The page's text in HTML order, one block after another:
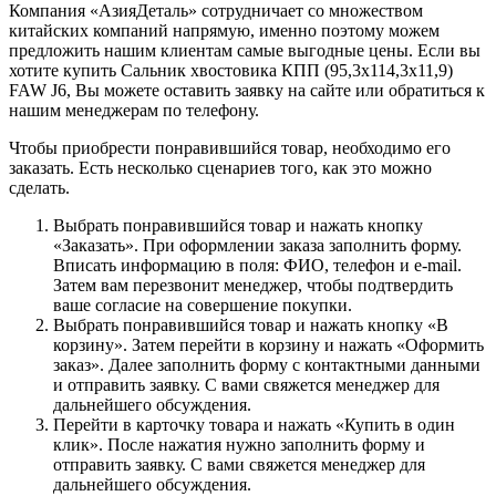
Компания «АзияДеталь» сотрудничает со множеством
китайских компаний напрямую, именно поэтому можем
предложить нашим клиентам самые выгодные цены. Если вы
хотите купить Сальник хвостовика КПП (95,3х114,3х11,9)
FAW J6, Вы можете оставить заявку на сайте или обратиться к
нашим менеджерам по телефону.
Чтобы приобрести понравившийся товар, необходимо его
заказать. Есть несколько сценариев того, как это можно
сделать.
Выбрать понравившийся товар и нажать кнопку
«Заказать». При оформлении заказа заполнить форму.
Вписать информацию в поля: ФИО, телефон и e-mail.
Затем вам перезвонит менеджер, чтобы подтвердить
ваше согласие на совершение покупки.
Выбрать понравившийся товар и нажать кнопку «В
корзину». Затем перейти в корзину и нажать «Оформить
заказ». Далее заполнить форму с контактными данными
и отправить заявку. С вами свяжется менеджер для
дальнейшего обсуждения.
Перейти в карточку товара и нажать «Купить в один
клик». После нажатия нужно заполнить форму и
отправить заявку. С вами свяжется менеджер для
дальнейшего обсуждения.